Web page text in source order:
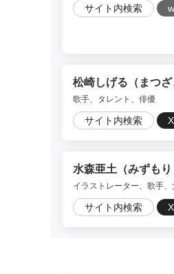
サイト内検索
松崎しげる（まつざ
歌手、タレント、俳優
サイト内検索 X
水森亜土（みずもり
イラストレーター、歌手
サイト内検索 X